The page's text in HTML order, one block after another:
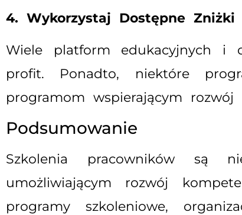
4. Wykorzystaj Dostępne
Wiele platform edukacyjnych i
profit. Ponadto, niektóre
programom wspierającym rozwój
Podsumowanie
Szkolenia pracowników są
umożliwiającym rozwój
programy szkoleniowe,